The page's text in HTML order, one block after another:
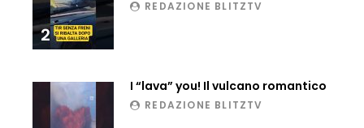
Tir bloccato sul passaggio a livello:
2
REDAZIONE BLITZTV
I “lava” you! Il vulcano romantico
REDAZIONE BLITZTV